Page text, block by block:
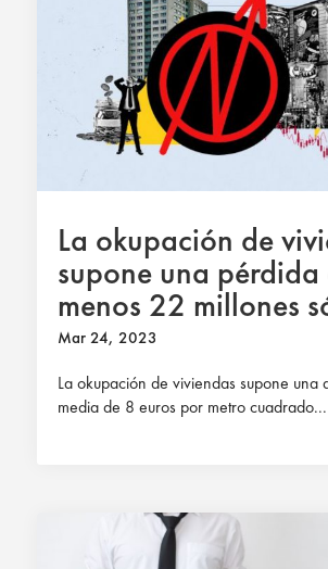
La okupación de
supone una pérdida
menos 22 millones
Madrid y Barcelona
Mar 24, 2023
La okupación de viviendas supone una
media de 8 euros por metro cuadrado...